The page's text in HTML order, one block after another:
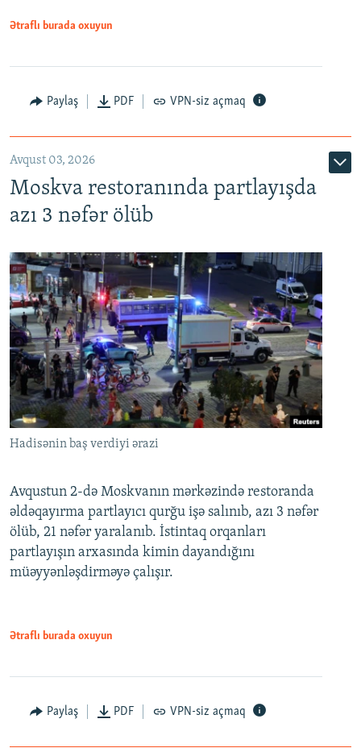
Ətraflı burada oxuyun
Paylaş PDF VPN-siz açmaq
Avqust 03, 2026
Moskva restoranında partlayışda
azı 3 nəfər ölüb
Hadisənin baş verdiyi ərazi
Avqustun 2-də Moskvanın mərkəzində restoranda
əldəqayırma partlayıcı qurğu işə salınıb, azı 3 nəfər
ölüb, 21 nəfər yaralanıb. İstintaq orqanları
partlayışın arxasında kimin dayandığını
müəyyənləşdirməyə çalışır.
Ətraflı burada oxuyun
Paylaş PDF VPN-siz açmaq